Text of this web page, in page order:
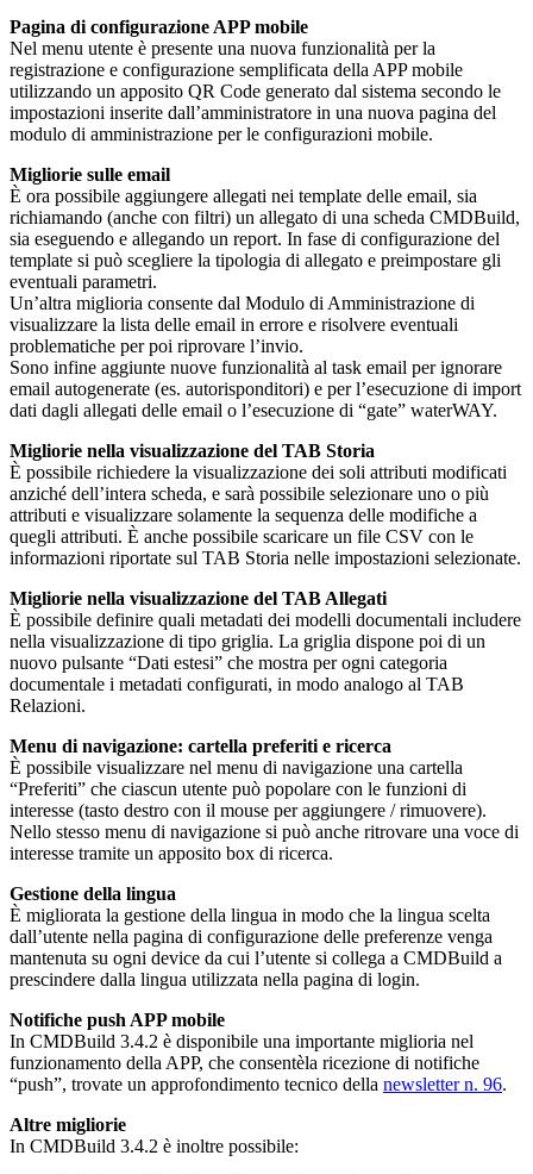
Pagina di configurazione APP mobile
Nel menu utente è presente una nuova funzionalità per la
registrazione e configurazione semplificata della APP mobile
utilizzando un apposito QR Code generato dal sistema secondo le
impostazioni inserite dall’amministratore in una nuova pagina del
modulo di amministrazione per le configurazioni mobile.
Migliorie sulle email
È ora possibile aggiungere allegati nei template delle email, sia
richiamando (anche con filtri) un allegato di una scheda CMDBuild,
sia eseguendo e allegando un report. In fase di configurazione del
template si può scegliere la tipologia di allegato e preimpostare gli
eventuali parametri.
Un’altra miglioria consente dal Modulo di Amministrazione di
visualizzare la lista delle email in errore e risolvere eventuali
problematiche per poi riprovare l’invio.
Sono infine aggiunte nuove funzionalità al task email per ignorare
email autogenerate (es. autorisponditori) e per l’esecuzione di import
dati dagli allegati delle email o l’esecuzione di “gate” waterWAY.
Migliorie nella visualizzazione del TAB Storia
È possibile richiedere la visualizzazione dei soli attributi modificati
anziché dell’intera scheda, e sarà possibile selezionare uno o più
attributi e visualizzare solamente la sequenza delle modifiche a
quegli attributi. È anche possibile scaricare un file CSV con le
informazioni riportate sul TAB Storia nelle impostazioni selezionate.
Migliorie nella visualizzazione del TAB Allegati
È possibile definire quali metadati dei modelli documentali includere
nella visualizzazione di tipo griglia. La griglia dispone poi di un
nuovo pulsante “Dati estesi” che mostra per ogni categoria
documentale i metadati configurati, in modo analogo al TAB
Relazioni.
Menu di navigazione: cartella preferiti e ricerca
È possibile visualizzare nel menu di navigazione una cartella
“Preferiti” che ciascun utente può popolare con le funzioni di
interesse (tasto destro con il mouse per aggiungere / rimuovere).
Nello stesso menu di navigazione si può anche ritrovare una voce di
interesse tramite un apposito box di ricerca.
Gestione della lingua
È migliorata la gestione della lingua in modo che la lingua scelta
dall’utente nella pagina di configurazione delle preferenze venga
mantenuta su ogni device da cui l’utente si collega a CMDBuild a
prescindere dalla lingua utilizzata nella pagina di login.
Notifiche push APP mobile
In CMDBuild 3.4.2 è disponibile una importante miglioria nel
funzionamento della APP, che consentèla ricezione di notifiche
“push”, trovate un approfondimento tecnico della newsletter n. 96.
Altre migliorie
In CMDBuild 3.4.2 è inoltre possibile: